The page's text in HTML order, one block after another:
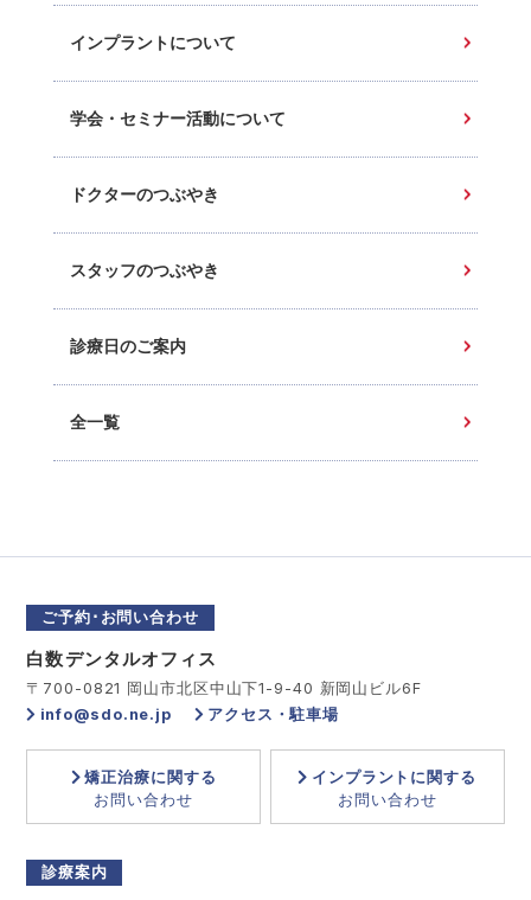
インプラントについて
学会・セミナー活動について
ドクターのつぶやき
スタッフのつぶやき
診療日のご案内
全一覧
ご予約･お問い合わせ
白数デンタルオフィス
〒700-0821 岡山市北区中山下1-9-40 新岡山ビル6F
info@sdo.ne.jp
アクセス・駐車場
矯正治療に関する
お問い合わせ
インプラントに関する
お問い合わせ
診療案内